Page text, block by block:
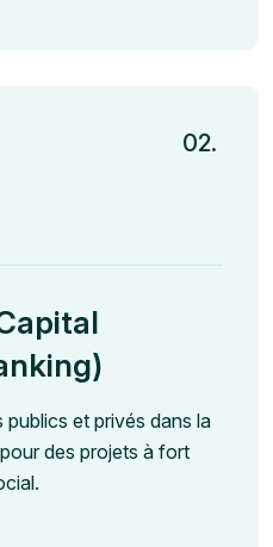
et privés dans la
des projets à fort
02.